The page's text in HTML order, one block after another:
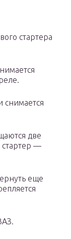
стартера
снимается
две
стартер —
еще